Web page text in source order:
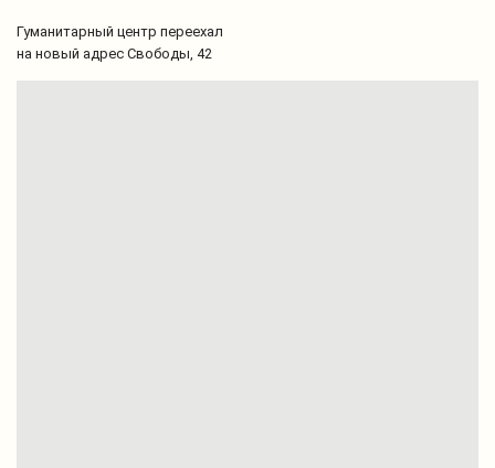
Гуманитарный центр переехал
на новый адрес Свободы, 42